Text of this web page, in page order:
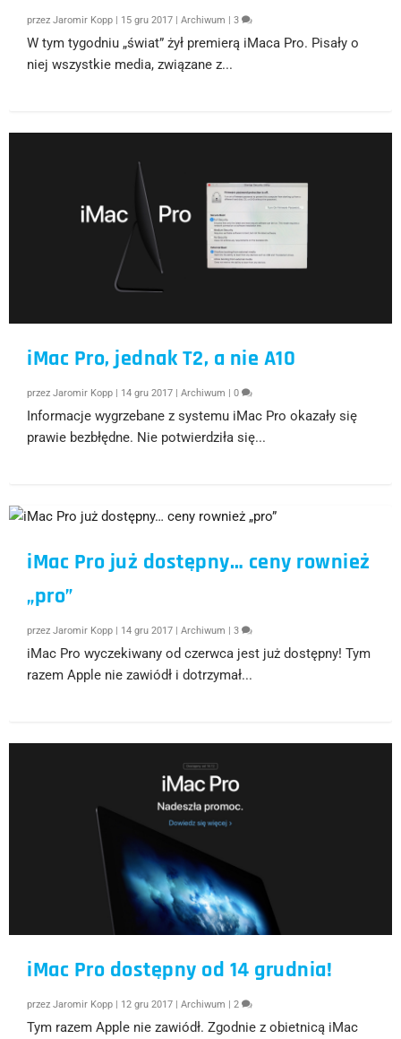
przezJaromir Kopp | 15 gru 2017 |Archiwum |3
W tym tygodniu „świat” żył premierą iMaca Pro. Pisały o
niej wszystkie media, związane z...
iMac Pro, jednak T2, a nie A10
przezJaromir Kopp 14 gru 2017 |Archiwum |0
Informacje wygrzebane z systemu iMac Pro okazały się
prawie bezbłędne. Nie potwierdziła się...
iMac Pro już dostępny… ceny rownież
„pro”
przezJaromir Kopp 14 gru 2017 |Archiwum |3
iMac Pro wyczekiwany od czerwca jest już dostępny! Tym
razem Apple nie zawiódł i dotrzymał...
iMac Pro dostępny od 14 grudnia!
przezJaromir Kopp | 12 gru 2017 |Archiwum |2
Tym razem Apple nie zawiódł. Zgodnie z obietnicą iMac